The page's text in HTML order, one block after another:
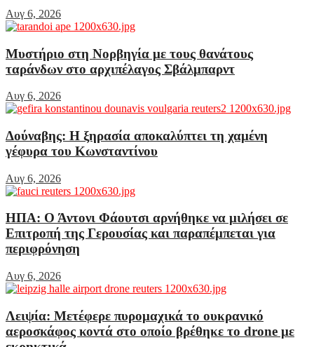
Αυγ 6, 2026
Μυστήριο στη Νορβηγία με τους θανάτους
ταράνδων στο αρχιπέλαγος Σβάλμπαρντ
Αυγ 6, 2026
Δούναβης: Η ξηρασία αποκαλύπτει τη χαμένη
γέφυρα του Κωνσταντίνου
Αυγ 6, 2026
ΗΠΑ: Ο Άντονι Φάουτσι αρνήθηκε να μιλήσει σε
Επιτροπή της Γερουσίας και παραπέμπεται για
περιφρόνηση
Αυγ 6, 2026
Λειψία: Μετέφερε πυρομαχικά το ουκρανικό
αεροσκάφος κοντά στο οποίο βρέθηκε το drone με